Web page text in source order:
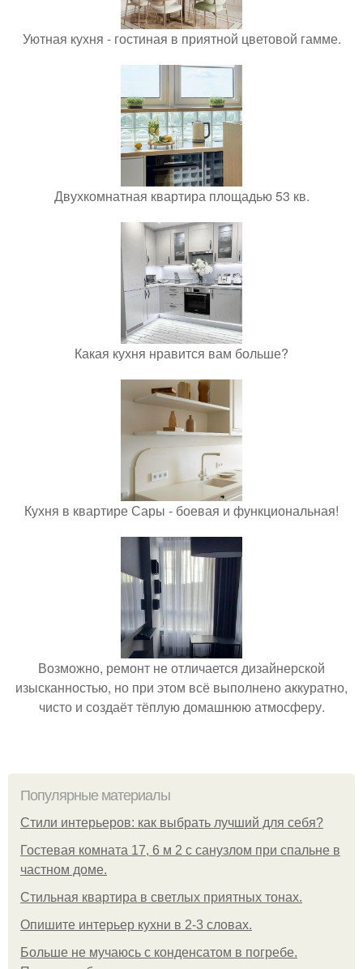
Уютная кухня - гостиная в приятной цветовой гамме.
Двухкомнатная квартира площадью 53 кв.
Какая кухня нравится вам больше?
Кухня в квартире Сары - боевая и функциональная!
Возможно, ремонт не отличается дизайнерской
изысканностью, но при этом всё выполнено аккуратно,
чисто и создаёт тёплую домашнюю атмосферу.
Популярные материалы
Стили интерьеров: как выбрать лучший для себя?
Гостевая комната 17, 6 м 2 с санузлом при спальне в
частном доме.
Стильная квартира в светлых приятных тонах.
Опишите интерьер кухни в 2-3 словах.
Больше не мучаюсь с конденсатом в погребе.